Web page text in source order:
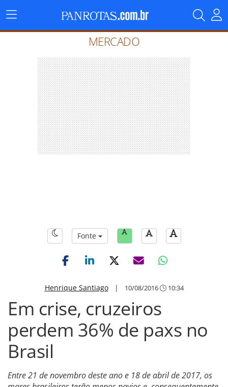
Menu
Principal
MERCADO
Fonte
Henrique Santiago| 10/08/2016 10:34
Em crise, cruzeiros
perdem 36% de paxs no
Brasil
Entre 21 de novembro deste ano e 18 de abril de 2017, os